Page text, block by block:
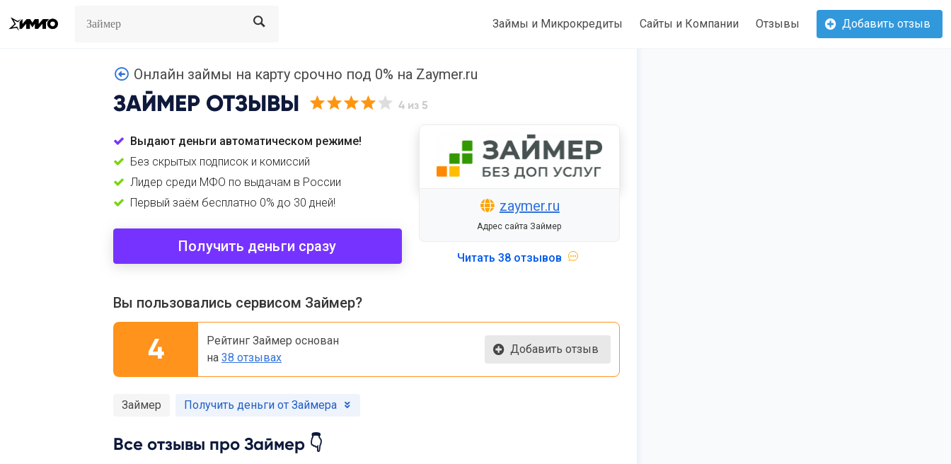
Search Займы и Микрокредиты Сайты и Компании Отзывы Добавить отзыв
Онлайн займы на карту срочно под 0% на Zaymer.ru
ЗАЙМЕР ОТЗЫВЫ 4 из 5
Выдают деньги автоматическом режиме!
Без скрытых подписок и комиссий
Лидер среди МФО по выдачам в России
Первый заём бесплатно 0% до 30 дней!
Получить деньги сразу
zaymer.ru
Адрес сайта Займер
Читать 38 отзывов
Вы пользовались сервисом Займер?
4
Рейтинг Займер основан
на 38 отзывах
Добавить отзыв
Займер Получить деньги от Займера
Все отзывы про Займер 👇